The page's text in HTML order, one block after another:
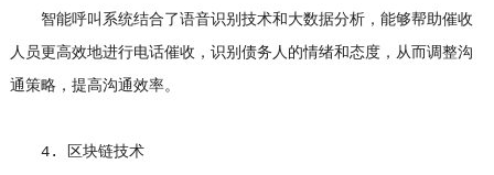
智能呼叫系统结合了语音识别技术和大数据分析，能够帮助催收
人员更高效地进行电话催收，识别债务人的情绪和态度，从而调整沟
通策略，提高沟通效率。
4. 区块链技术